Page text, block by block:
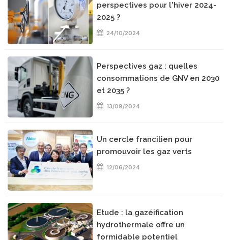
perspectives pour l'hiver 2024-
2025 ?
24/10/2024
Perspectives gaz : quelles
consommations de GNV en 2030
et 2035 ?
13/09/2024
Un cercle francilien pour
promouvoir les gaz verts
12/06/2024
Etude : la gazéification
hydrothermale offre un
formidable potentiel